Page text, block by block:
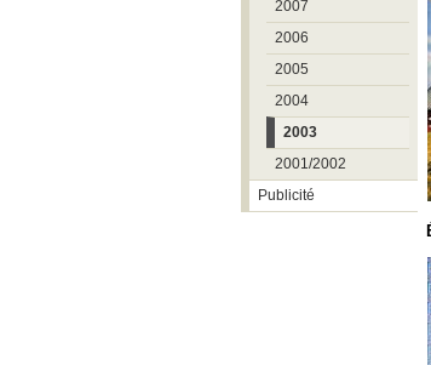
2007
2006
2005
2004
2003
2001/2002
Publicité